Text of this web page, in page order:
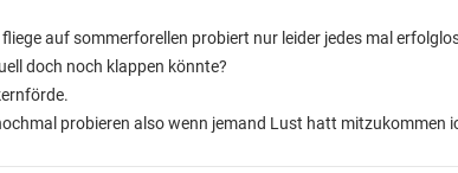
auf sommerforellen probiert nur leider jedes mal
doch noch klappen könnte?
probieren also wenn jemand Lust hatt mitzukommen